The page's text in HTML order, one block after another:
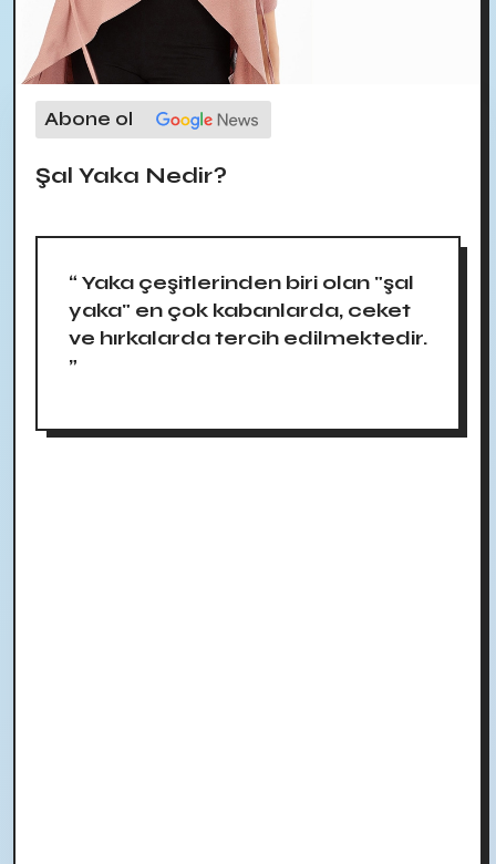
Abone ol
Şal Yaka Nedir?
“ Yaka çeşitlerinden biri olan "şal
yaka" en çok kabanlarda, ceket
ve hırkalarda tercih edilmektedir.
”